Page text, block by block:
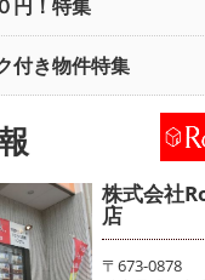
円！特集
付き物件特集
株式会社
店
〒673-0878